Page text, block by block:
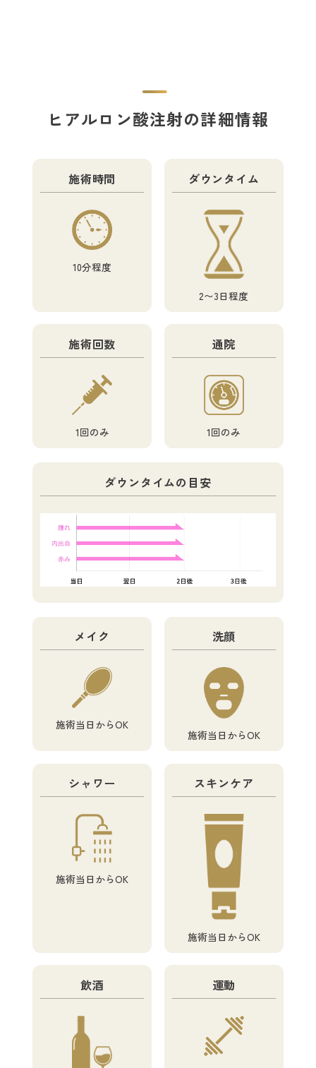
ヒアルロン酸注射の詳細情報
施術時間
10分程度
ダウンタイム
2〜3日程度
施術回数
1回のみ
通院
1回のみ
ダウンタイムの目安
メイク
施術当日からOK
洗顔
施術当日からOK
シャワー
施術当日からOK
スキンケア
施術当日からOK
飲酒 運動